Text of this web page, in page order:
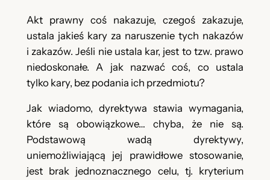
Akt prawny coś nakazuje, czegoś zakazuje,
ustala jakieś kary za naruszenie tych nakazów
i zakazów. Jeśli nie ustala kar, jest to tzw. prawo
niedoskonałe. A jak nazwać coś, co ustala
tylko kary, bez podania ich przedmiotu?
Jak wiadomo, dyrektywa stawia wymagania,
które są obowiązkowe… chyba, że nie są.
Podstawową wadą dyrektywy,
uniemożliwiającą jej prawidłowe stosowanie,
jest brak jednoznacznego celu, tj. kryterium